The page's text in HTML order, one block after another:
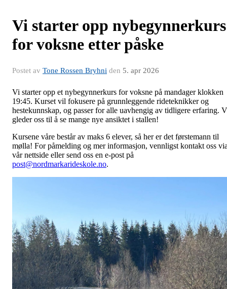
Vi starter opp nybegynnerkurs
for voksne etter påske
Postet av Tone Rossen Bryhni den 5. apr 2026
Vi starter opp et nybegynnerkurs for voksne på mandager klokken
19:45. Kurset vil fokusere på grunnleggende rideteknikker og
hestekunnskap, og passer for alle uavhengig av tidligere erfaring.
gleder oss til å se mange nye ansiktet i stallen!
Kursene våre består av maks 6 elever, så her er det førstemann til
mølla! For påmelding og mer informasjon, vennligst kontakt oss
vår nettside eller send oss en e-post på
post@nordmarkarideskole.no.